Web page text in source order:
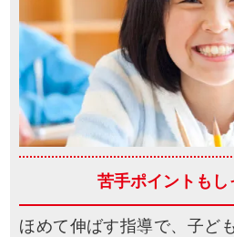
苦手ポイントも
ほめて伸ばす指導で、子ど